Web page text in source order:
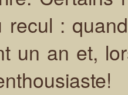
:
un an et,